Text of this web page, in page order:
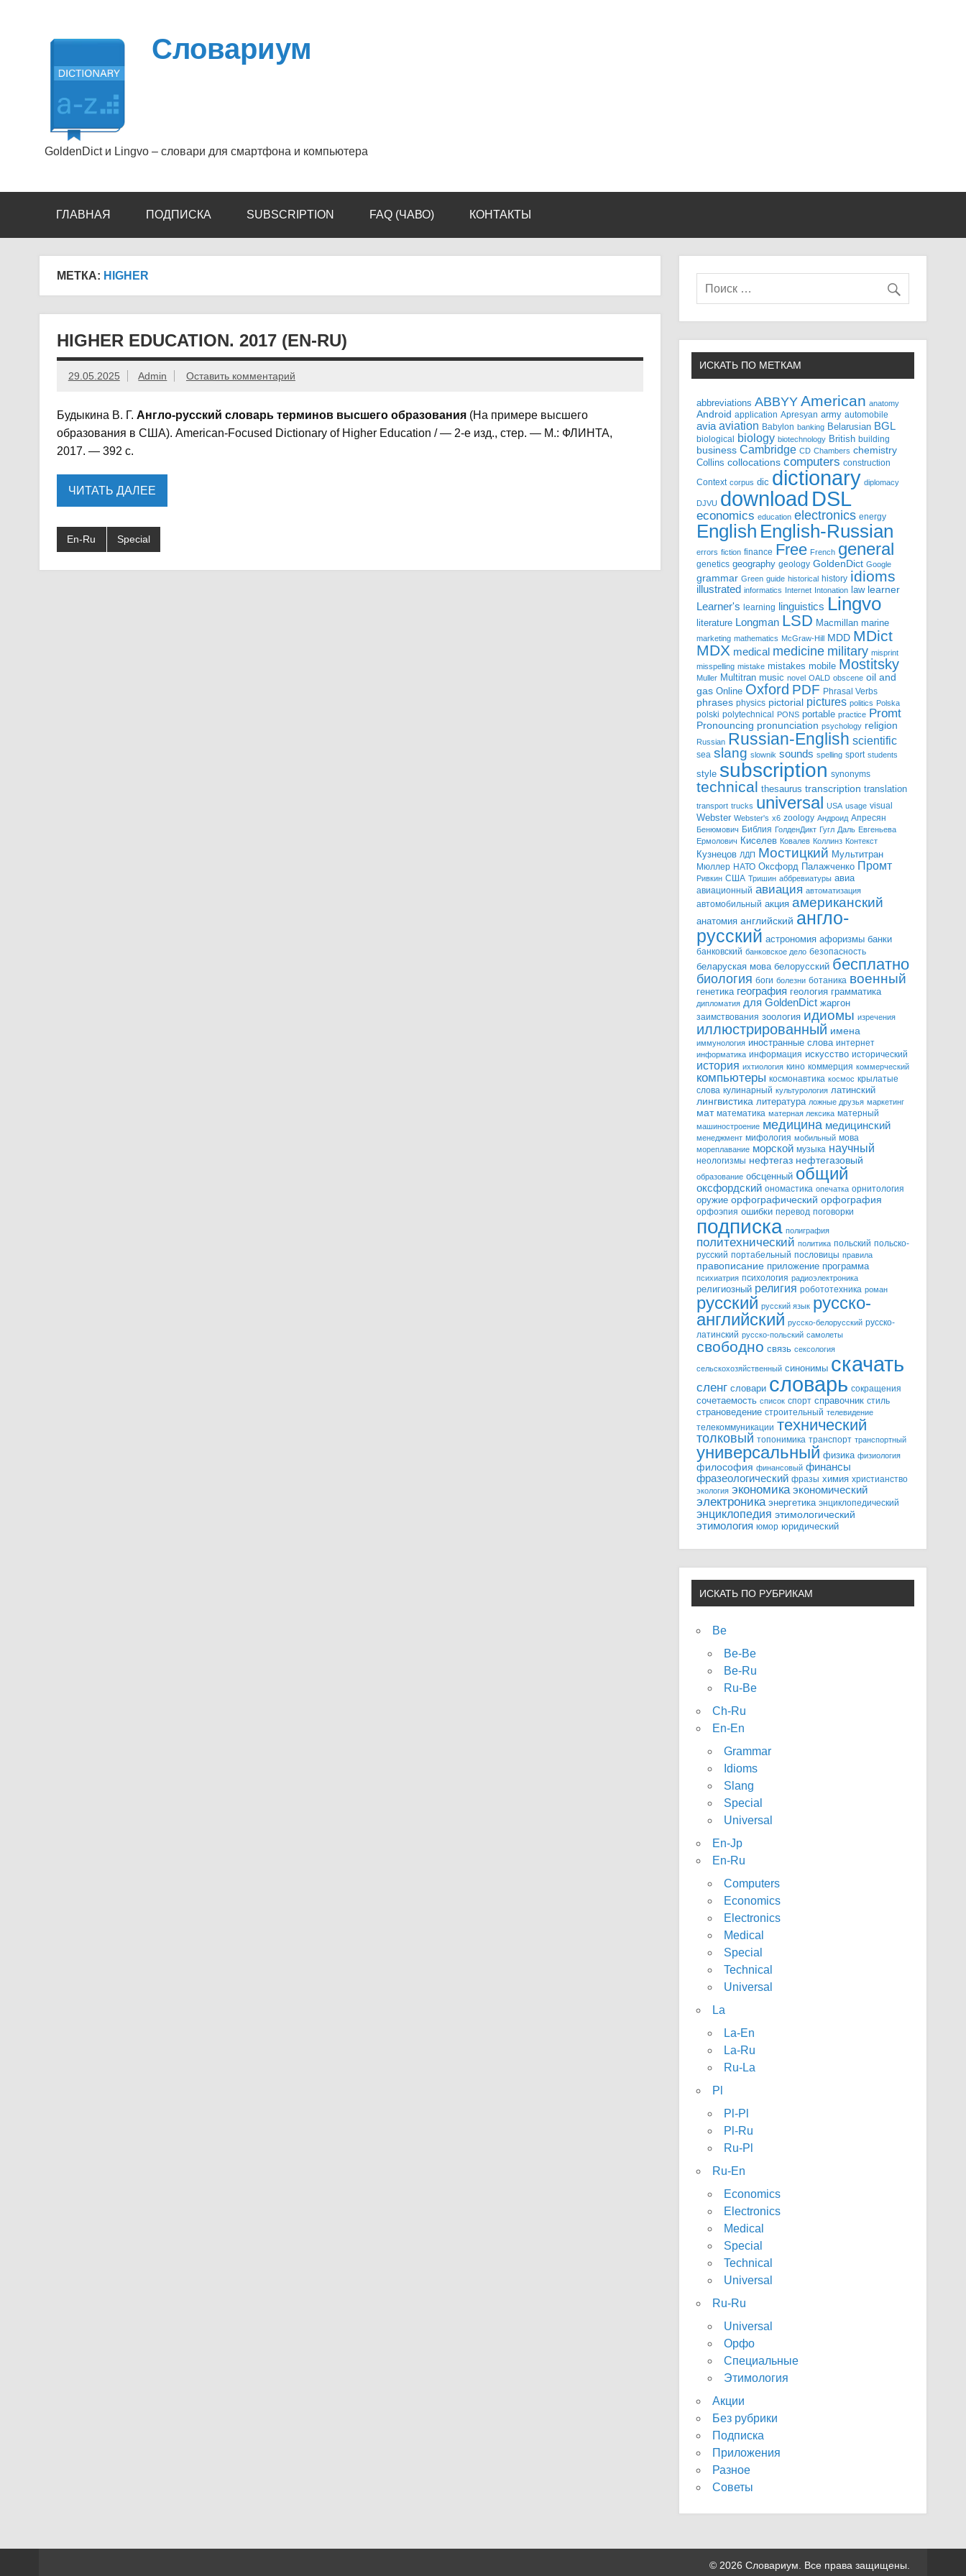
Словариум
GoldenDict и Lingvo – словари для смартфона и компьютера
ГЛАВНАЯ ПОДПИСКА SUBSCRIPTION FAQ (ЧАВО) КОНТАКТЫ
МЕТКА: HIGHER
HIGHER EDUCATION. 2017 (EN-RU)
29.05.2025 Admin Оставить комментарий
Будыкина В. Г. Англо-русский словарь терминов высшего образования(На примере высшего
образования в США). American-Focused Dictionary of Higher Education / — 2-е изд., стер. — М.: ФЛИНТА,
2017. — 392 с.
ЧИТАТЬ ДАЛЕЕ
En-Ru Special
ИСКАТЬ ПО МЕТКАМ
abbreviations ABBYY American anatomy
Android application Apresyan army automobile
avia aviation Babylon banking Belarusian BGL
biological biology biotechnology British building
business Cambridge CD Chambers chemistry
Collins collocations computers construction
Context corpus dic dictionary diplomacy
DJVU download DSL
economics education electronics energy
English English-Russian
errors fiction finance Free French general
genetics geography geology GoldenDict Google
grammar Green guide historical history idioms
illustrated informatics Internet Intonation law learner
Learner's learning linguistics Lingvo
literature Longman LSD Macmillan marine
marketing mathematics McGraw-Hill MDD MDict
MDX medical medicine military misprint
misspelling mistake mistakes mobile Mostitsky
Muller Multitran music novel OALD obscene oil and
gas Online Oxford PDF Phrasal Verbs
phrases physics pictorial pictures politics Polska
polski polytechnical PONS portable practice Promt
Pronouncing pronunciation psychology religion
Russian Russian-English scientific
sea slang slownik sounds spelling sport students
style subscription synonyms
technical thesaurus transcription translation
transport trucks universal USA usage visual
Webster Webster's x6 zoology Андроид Апресян
Бенюмович Библия ГолденДикт Гугл Даль Евгеньева
Ермолович Киселев Ковалев Коллинз Контекст
Кузнецов ЛДП Мостицкий Мультитран
Мюллер НАТО Оксфорд Палажченко Промт
Ривкин США Тришин аббревиатуры авиа
авиационный авиация автоматизация
автомобильный акция американский
анатомия английский англо-
русский астрономия афоризмы банки
банковский банковское дело безопасность
беларуская мова белорусский бесплатно
биология боги болезни ботаника военный
генетика география геология грамматика
дипломатия для GoldenDict жаргон
заимствования зоология идиомы изречения
иллюстрированный имена
иммунология иностранные слова интернет
информатика информация искусство исторический
история ихтиология кино коммерция коммерческий
компьютеры космонавтика космос крылатые
слова кулинарный культурология латинский
лингвистика литература ложные друзья маркетинг
мат математика матерная лексика матерный
машиностроение медицина медицинский
менеджмент мифология мобильный мова
мореплавание морской музыка научный
неологизмы нефтегаз нефтегазовый
образование обсценный общий
оксфордский ономастика опечатка орнитология
оружие орфографический орфография
орфоэпия ошибки перевод поговорки
подписка полиграфия
политехнический политика польский польско-
русский портабельный пословицы правила
правописание приложение программа
психиатрия психология радиоэлектроника
религиозный религия робототехника роман
русский русский язык русско-
английский русско-белорусский русско-
латинский русско-польский самолеты
свободно связь сексология
сельскохозяйственный синонимы скачать
сленг словари словарь сокращения
сочетаемость список спорт справочник стиль
страноведение строительный телевидение
телекоммуникации технический
толковый топонимика транспорт транспортный
универсальный физика физиология
философия финансовый финансы
фразеологический фразы химия христианство
экология экономика экономический
электроника энергетика энциклопедический
энциклопедия этимологический
этимология юмор юридический
ИСКАТЬ ПО РУБРИКАМ
Be
Be-Be
Be-Ru
Ru-Be
Ch-Ru
En-En
Grammar
Idioms
Slang
Special
Universal
En-Jp
En-Ru
Computers
Economics
Electronics
Medical
Special
Technical
Universal
La
La-En
La-Ru
Ru-La
Pl
Pl-Pl
Pl-Ru
Ru-Pl
Ru-En
Economics
Electronics
Medical
Special
Technical
Universal
Ru-Ru
Universal
Орфо
Специальные
Этимология
Акции
Без рубрики
Подписка
Приложения
Разное
Советы
© 2026 Словариум. Все права защищены.